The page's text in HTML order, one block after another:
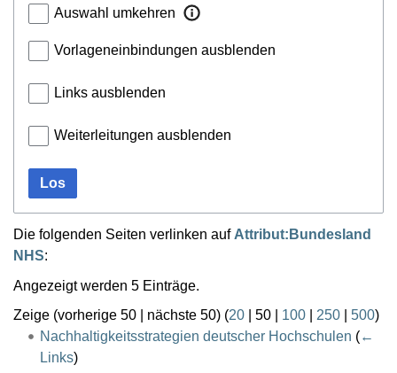
Auswahl umkehren
Vorlageneinbindungen ausblenden
Links ausblenden
Weiterleitungen ausblenden
Los
Die folgenden Seiten verlinken auf Attribut:Bundesland
NHS:
Angezeigt werden 5 Einträge.
Zeige (vorherige 50 nächste 50) (20 50 100 250 500)
Nachhaltigkeitsstrategien deutscher Hochschulen (←
Links)